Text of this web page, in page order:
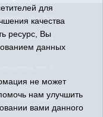
16+. Все
обязательна.
г. Ишим, ул.
1@obl72.ru
69445 выдано
сфере связи,
для
качества
ресурс, Вы
данных
не может
нам улучшить
вами данного